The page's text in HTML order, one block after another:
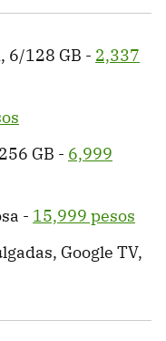
6/128 GB - 2,337
GB - 6,999
- 15,999 pesos
Google TV,